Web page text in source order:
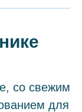
со свежим
для